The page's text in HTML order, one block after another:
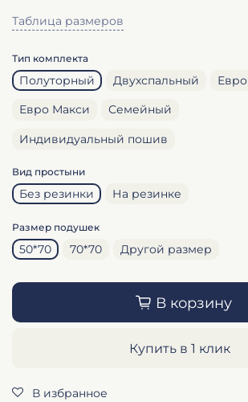
Таблица размеров
Тип комплекта
Полуторный Двухспальный Евро
Евро Макси Семейный
Индивидуальный пошив
Вид простыни
Без резинки На резинке
Размер подушек
50*70 70*70 Другой размер
В корзину
Купить в 1 клик
В избранное